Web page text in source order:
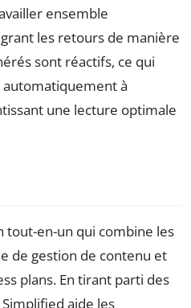
ensemble
les retours de manière
sont réactifs, ce qui
automatiquement à
une lecture optimale
tout-en-un qui combine les
de gestion de contenu et
plans. En tirant parti des
aide les